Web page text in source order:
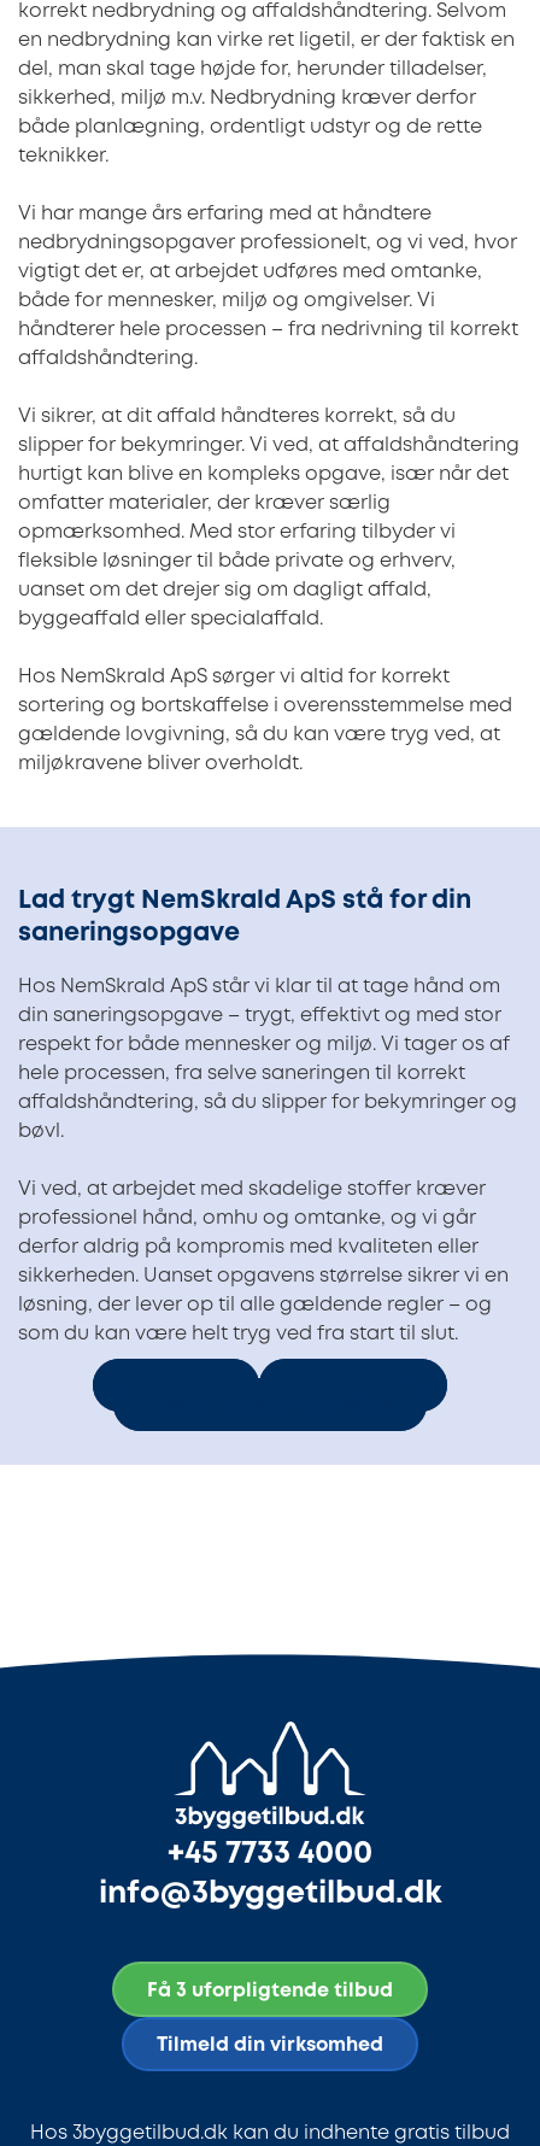
korrekt nedbrydning og affaldshåndtering. Selvom
en nedbrydning kan virke ret ligetil, er der faktisk en
del, man skal tage højde for, herunder tilladelser,
sikkerhed, miljø m.v. Nedbrydning kræver derfor
både planlægning, ordentligt udstyr og de rette
teknikker.
Vi har mange års erfaring med at håndtere
nedbrydningsopgaver professionelt, og vi ved, hvor
vigtigt det er, at arbejdet udføres med omtanke,
både for mennesker, miljø og omgivelser. Vi
håndterer hele processen – fra nedrivning til korrekt
affaldshåndtering.
Vi sikrer, at dit affald håndteres korrekt, så du
slipper for bekymringer. Vi ved, at affaldshåndtering
hurtigt kan blive en kompleks opgave, især når det
omfatter materialer, der kræver særlig
opmærksomhed. Med stor erfaring tilbyder vi
fleksible løsninger til både private og erhverv,
uanset om det drejer sig om dagligt affald,
byggeaffald eller specialaffald.
Hos NemSkrald ApS sørger vi altid for korrekt
sortering og bortskaffelse i overensstemmelse med
gældende lovgivning, så du kan være tryg ved, at
miljøkravene bliver overholdt.
Lad trygt NemSkrald ApS stå for din
saneringsopgave
Hos NemSkrald ApS står vi klar til at tage hånd om
din saneringsopgave – trygt, effektivt og med stor
respekt for både mennesker og miljø. Vi tager os af
hele processen, fra selve saneringen til korrekt
affaldshåndtering, så du slipper for bekymringer og
bøvl.
Vi ved, at arbejdet med skadelige stoffer kræver
professionel hånd, omhu og omtanke, og vi går
derfor aldrig på kompromis med kvaliteten eller
sikkerheden. Uanset opgavens størrelse sikrer vi en
løsning, der lever op til alle gældende regler – og
som du kan være helt tryg ved fra start til slut.
+45 7733 4000
info@3byggetilbud.dk
Få 3 uforpligtende tilbud
Tilmeld din virksomhed
Hos 3byggetilbud.dk kan du indhente gratis tilbud